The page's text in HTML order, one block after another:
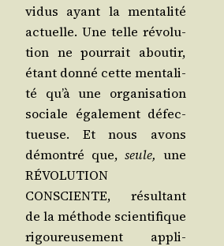
vi­dus ayant la men­ta­li­té
actuelle. Une telle révo­lu­
tion ne pour­rait abou­tir,
étant don­né cette men­ta­li­
té qu’à une orga­ni­sa­tion
sociale éga­le­ment défec­
tueuse. Et nous avons
démon­tré que,seule, une
RÉVOLUTION
CONSCIENTE, résul­tant
de la méthode scien­ti­fique
rigou­reu­se­ment appli­